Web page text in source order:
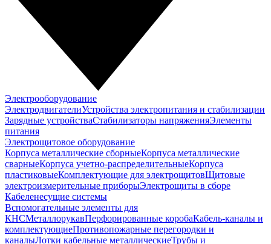
Электрооборудование
ЭлектродвигателиУстройства электропитания и стабилизации
Зарядные устройстваСтабилизаторы напряженияЭлементы
питания
Электрощитовое оборудование
Корпуса металлические сборныеКорпуса металлические
сварныеКорпуса учетно-распределительныеКорпуса
пластиковыеКомплектующие для электрощитовЩитовые
электроизмерительные приборыЭлектрощиты в сборе
Кабеленесущие системы
Вспомогательные элементы для
КНСМеталлорукавПерфорированные коробаКабель-каналы и
комплектующиеПротивопожарные перегородки и
каналыЛотки кабельные металлическиеТрубы и